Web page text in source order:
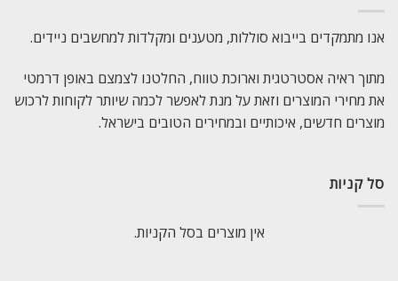
אנו מתמקדים בייבוא סוללות, מטענים ומקלדות למחשבים ניידים.
מתוך ראיה אסטרטגית וארוכת טווח, החלטנו לצמצם באופן דרמטי
את מחירי המוצרים וזאת על מנת לאפשר לכמה שיותר לקוחות לרכוש
מוצרים חדשים, איכותיים ובמחירים הטובים בישראל.
סל קניות
אין מוצרים בסל הקניות.